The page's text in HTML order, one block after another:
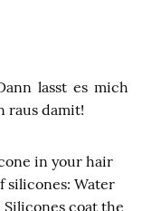
lasst es mich
raus damit!
in your hair
silicones: Water
coat the